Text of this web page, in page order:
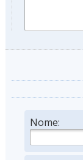
Nome: